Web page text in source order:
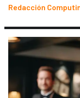
Redacción